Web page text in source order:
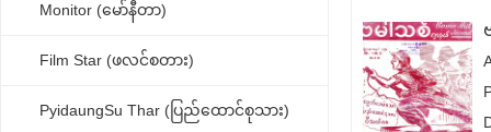
Monitor (မော်နီတာ)
Film Star (ဖလင်စတား)
PyidaungSu Thar (ပြည်ထောင်စုသား)